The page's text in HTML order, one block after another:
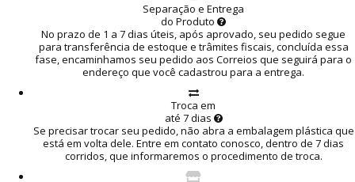
Separação e Entrega
do Produto
No prazo de 1 a 7 dias úteis, após aprovado, seu pedido segue
para transferência de estoque e trâmites fiscais, concluída essa
fase, encaminhamos seu pedido aos Correios que seguirá para o
endereço que você cadastrou para a entrega.
Troca em
até 7 dias
Se precisar trocar seu pedido, não abra a embalagem plástica que
está em volta dele. Entre em contato conosco, dentro de 7 dias
corridos, que informaremos o procedimento de troca.